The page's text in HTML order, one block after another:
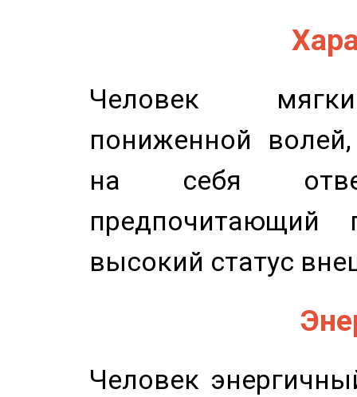
Человек
пониженной
на себя
предпочитающий
высокий статус
Человек